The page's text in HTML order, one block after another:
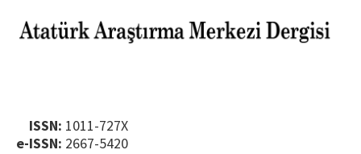
ISSN: 1011-727X
e-ISSN: 2667-5420